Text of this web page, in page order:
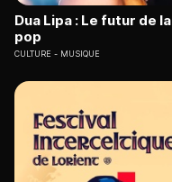
Dua Lipa : Le futur de la
pop
CULTURE MUSIQUE